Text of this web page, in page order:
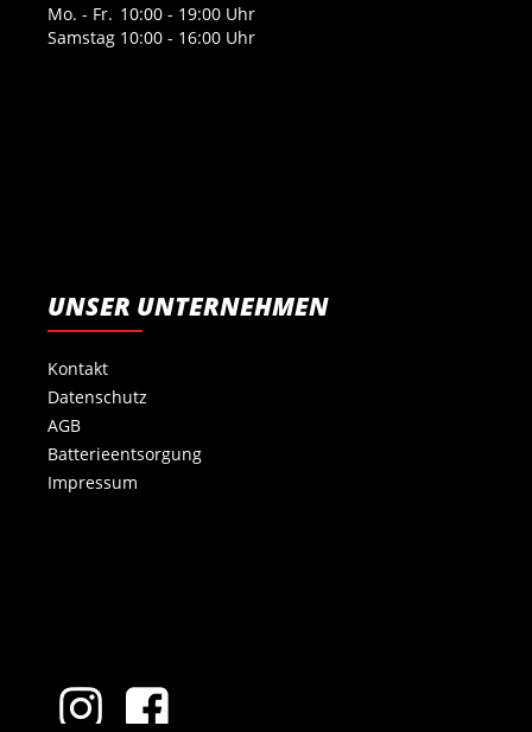
Mo. - Fr. 10:00 - 19:00 Uhr
Samstag 10:00 - 16:00 Uhr
UNSER UNTERNEHMEN
Kontakt
Datenschutz
AGB
Batterieentsorgung
Impressum